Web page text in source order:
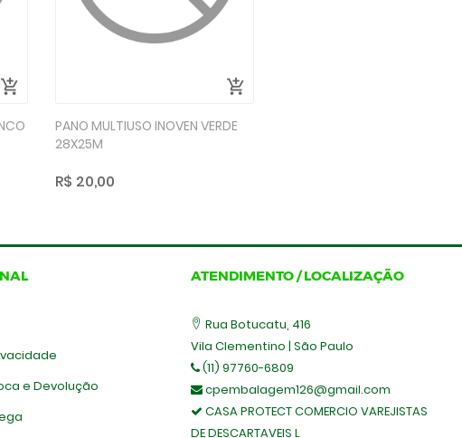
PANO MULTIUSO INOVEN VERDE
28X25M
R$ 20,00
e Devolução
ATENDIMENTO / LOCALIZAÇÃO
Rua Botucatu, 416
Vila Clementino | São Paulo
(11) 97760-6809
cpembalagem126@gmail.com
CASA PROTECT COMERCIO VAREJISTAS
DE DESCARTAVEIS L